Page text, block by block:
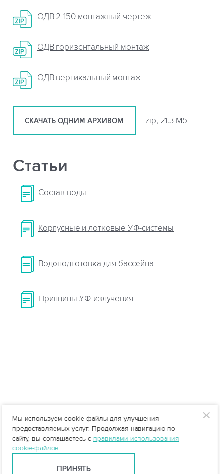
ОДВ 2-150 монтажный чертеж
ОДВ горизонтальный монтаж
ОДВ вертикальный монтаж
СКАЧАТЬ ОДНИМ АРХИВОМ zip, 21.3 Мб
Статьи
Cостав воды
Корпусные и лотковые УФ-системы
Водоподготовка для бассейна
Принципы УФ-излучения
Мы используем cookie-файлы для улучшения
предоставляемых услуг. Продолжая навигацию по
сайту, вы соглашаетесь с правилами использования
cookie-файлов .
ПРИНЯТЬ